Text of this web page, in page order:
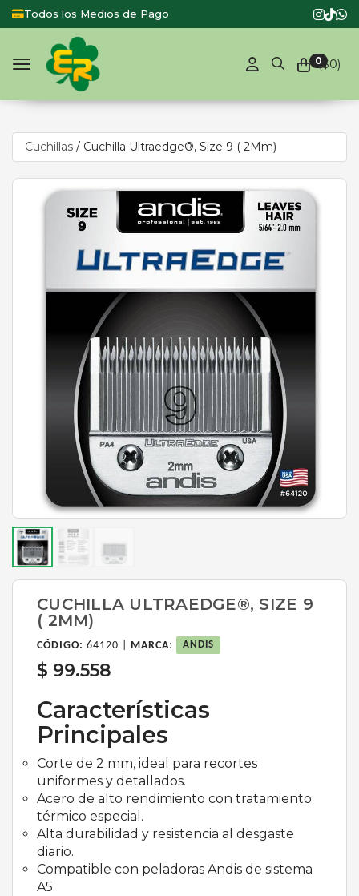
Todos los Medios de Pago
0($0)
Toggle navigation
Cuchillas / Cuchilla Ultraedge®, Size 9 ( 2Mm)
CUCHILLA ULTRAEDGE®, SIZE 9
( 2MM)
CÓDIGO: 64120 | MARCA: ANDIS
$ 99.558
Características
Principales
Corte de 2 mm, ideal para recortes
uniformes y detallados.
Acero de alto rendimiento con tratamiento
térmico especial.
Alta durabilidad y resistencia al desgaste
diario.
Compatible con peladoras Andis de sistema
A5.